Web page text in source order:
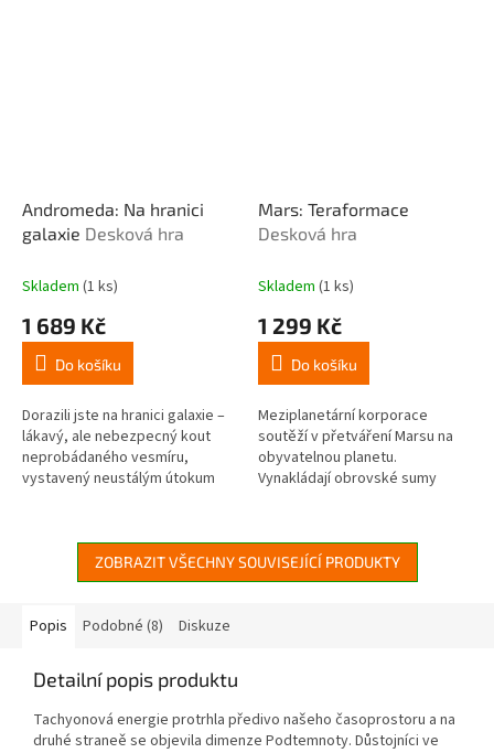
Andromeda: Na hranici
galaxie Desková hra
Skladem (1 ks)
1 689 Kč
Do košíku
Dorazili jste na hranici galaxie –
lákavý, ale nebezpecný kout
neprobádaného vesmíru,
vystavený neustálým útokum
Mars: Teraformace
Desková hra
Skladem (1 ks)
1 299 Kč
Do košíku
Meziplanetární korporace
soutěží v přetváření Marsu na
obyvatelnou planetu.
Vynakládají obrovské sumy
teplotu, obsah...
ZOBRAZIT VŠECHNY SOUVISEJÍCÍ PRODUKTY
Popis Podobné (8) Diskuze
Detailní popis produktu
Tachyonová energie protrhla předivo našeho časoprostoru a na
druhé straneě se objevila dimenze Podtemnoty. Důstojníci ve